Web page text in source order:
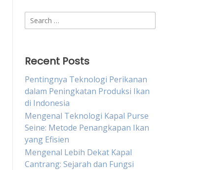
Search
for:
Recent Posts
Pentingnya Teknologi Perikanan
dalam Peningkatan Produksi Ikan
di Indonesia
Mengenal Teknologi Kapal Purse
Seine: Metode Penangkapan Ikan
yang Efisien
Mengenal Lebih Dekat Kapal
Cantrang: Sejarah dan Fungsi